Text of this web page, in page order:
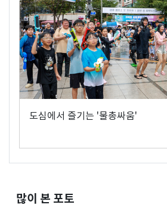
도심에서 즐기는 '물총싸움'
많이 본 포토